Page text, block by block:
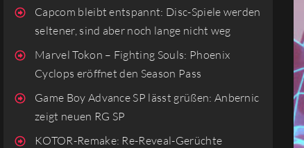
Capcom bleibt entspannt: Disc-Spiele werden
seltener, sind aber noch lange nicht weg
Marvel Tokon – Fighting Souls: Phoenix
Cyclops eröffnet den Season Pass
Game Boy Advance SP lässt grüßen: Anbernic
zeigt neuen RG SP
KOTOR-Remake: Re-Reveal-Gerüchte